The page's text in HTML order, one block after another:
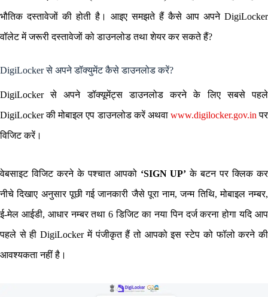
भौतिक दस्तावेजों की होती है। आइए समझते हैं कैसे आप अपने DigiLocker
वॉलेट में जरूरी दस्तावेजों को डाउनलोड तथा शेयर कर सकते हैं?
DigiLocker से अपने डॉक्युमेंट कैसे डाउनलोड करें?
DigiLocker से अपने डॉक्यूमेंट्स डाउनलोड करने के लिए सबसे पहले
DigiLocker की मोबाइल एप डाउनलोड करें अथवा www.digilocker.gov.in पर
विजिट करें।
वेबसाइट विजिट करने के पश्चात आपको ‘SIGN UP’ के बटन पर क्लिक कर
नीचे दिखाए अनुसार पूछी गई जानकारी जैसे पूरा नाम, जन्म तिथि, मोबाइल नम्बर,
ई-मेल आईडी, आधार नम्बर तथा 6 डिजिट का नया पिन दर्ज करना होगा यदि आप
पहले से ही DigiLocker में पंजीकृत हैं तो आपको इस स्टेप को फॉलो करने की
आवश्यकता नहीं है।